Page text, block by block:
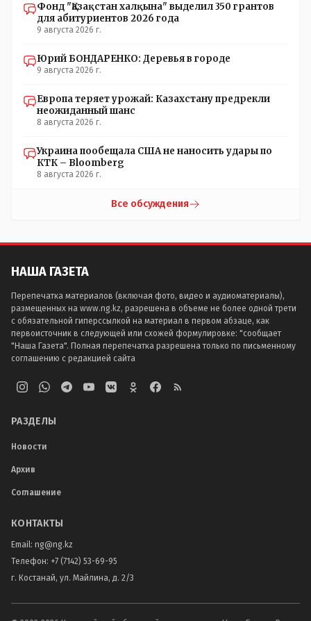
Фонд "Қазақстан халқына" выделил 350 грантов
для абитуриентов 2026 года
9 августа 2026 г.
Юрий БОНДАРЕНКО: Деревья в городе
9 августа 2026 г.
Европа теряет урожай: Казахстану предрекли
неожиданный шанс
8 августа 2026 г.
Украина пообещала США не наносить удары по
КТК – Bloomberg
8 августа 2026 г.
Все обсуждения
НАША ГАЗЕТА
Перепечатка материалов (включая фото, видео и аудиоматериалы),
размещенных на www.ng.kz, разрешена в объеме не более одной трети
с обязательной гиперссылкой на материал в первом абзаце, как
первоисточник в следующей или схожей формулировке: "сообщает
"Наша Газета". Полная перепечатка разрешена только по письменному
соглашению с редакцией сайта
РАЗДЕЛЫ
Новости
Архив
Соглашение
КОНТАКТЫ
Email: ng@ng.kz
Телефон: +7 (7142) 53-69-95
г. Костанай, ул. Майлина, д. 2/3